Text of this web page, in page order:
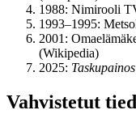
1988: Nimirooli
1993–1995:
2001:
(Wikipedia)
2025: Taskupainos
Vahvistetut